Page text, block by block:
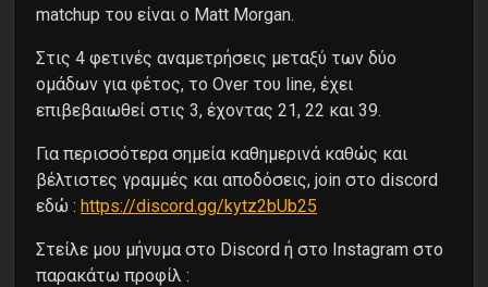
matchup του είναι ο Matt Morgan.
Στις 4 φετινές αναμετρήσεις μεταξύ των δύο
ομάδων για φέτος, το Over του line, έχει
επιβεβαιωθεί στις 3, έχοντας 21, 22 και 39.
Για περισσότερα σημεία καθημερινά καθώς και
βέλτιστες γραμμές και αποδόσεις, join στο discord
εδώ : https://discord.gg/kytz2bUb25
Στείλε μου μήνυμα στο Discord ή στο Instagram στο
παρακάτω προφίλ :